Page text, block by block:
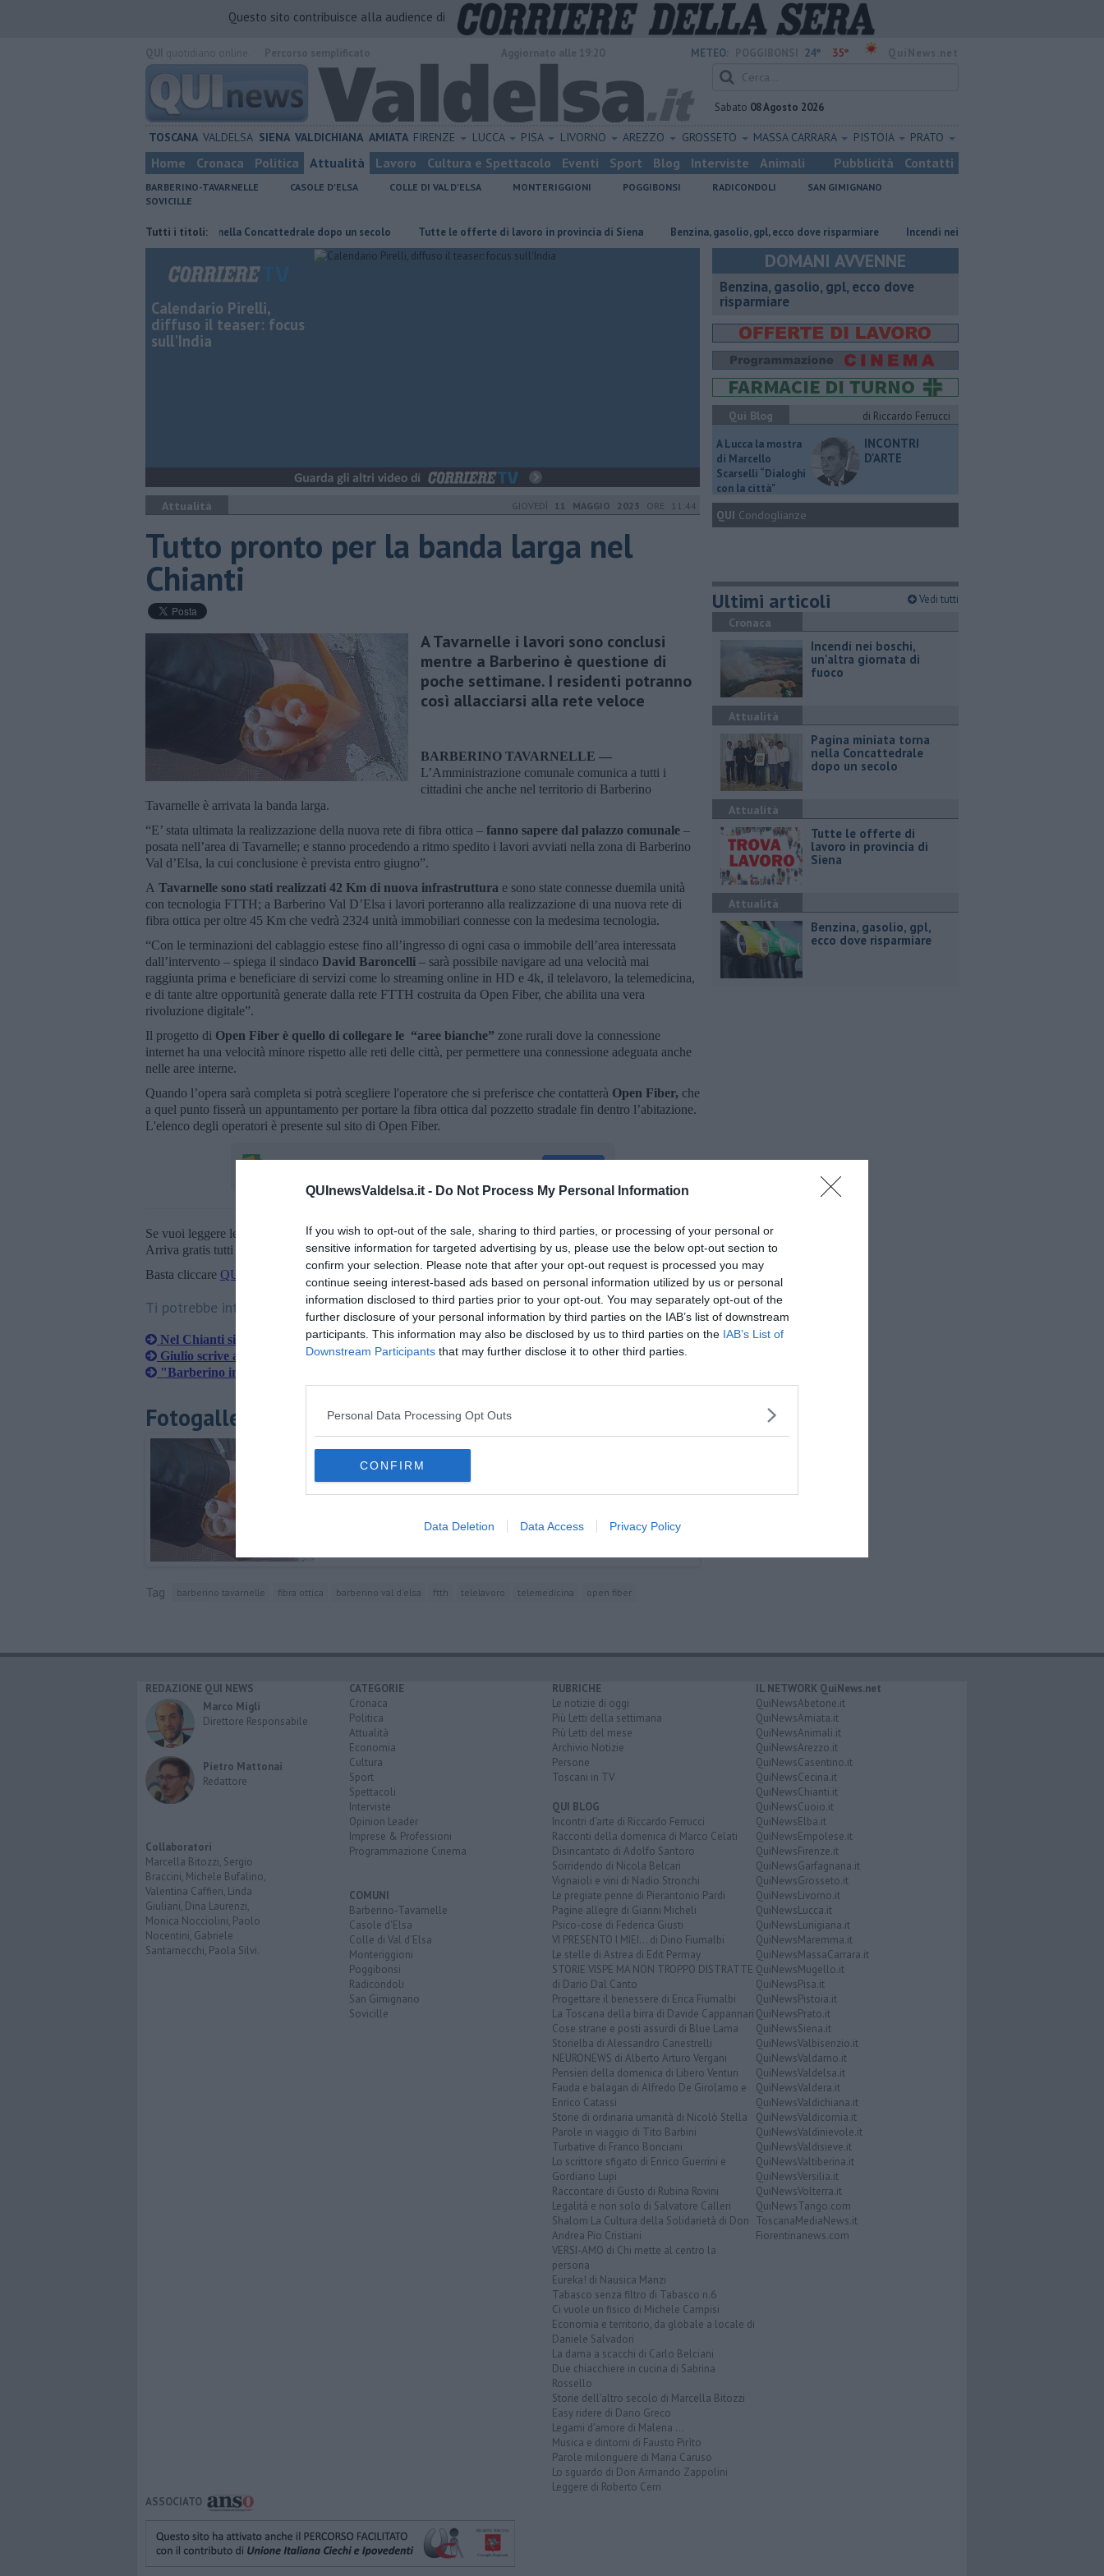
QUInewsValdelsa.it - Do Not Process My Personal Information
If you wish to opt-out of the sale, sharing to third parties, or processing of your personal or
sensitive information for targeted advertising by us, please use the below opt-out section to
confirm your selection. Please note that after your opt-out request is processed you may
continue seeing interest-based ads based on personal information utilized by us or personal
information disclosed to third parties prior to your opt-out. You may separately opt-out of the
further disclosure of your personal information by third parties on the IAB’s list of downstream
participants. This information may also be disclosed by us to third parties on the IAB’s List of
Downstream Participants that may further disclose it to other third parties.
Personal Data Processing Opt Outs
CONFIRM
Data Deletion Data Access Privacy Policy
Questo sito contribuisce alla audience di
METEO: 24° 35°
Sabato 08 Agosto 2026
TOSCANA VALDELSA SIENA VALDICHIANA AMIATA FIRENZE LUCCA PISA LIVORNO AREZZO GROSSETO MASSA CARRARA PISTOIA PRATO
Home Cronaca Politica Attualità Lavoro Cultura e Spettacolo Eventi Sport Blog Interviste Animali Pubblicità Contatti
BARBERINO-TAVARNELLE CASOLE D'ELSA COLLE DI VAL D'ELSA MONTERIGGIONI POGGIBONSI RADICONDOLI
SAN GIMIGNANO
SOVICILLE
Tutti i titoli:
Pagina miniata torna nella Concattedrale dopo un secolo ​Tutte le offerte di lavoro in provincia di Siena ​Benzina, gasolio, gpl, ecco dove risparmiare Incendi nei boschi, un'altra giornata di fuoco
Calendario Pirelli,
diffuso il teaser: focus
sull'India
Attualità GIOVEDÌ 11 MAGGIO 2023 ORE 11:44
Tutto pronto per la banda larga nel
Chianti
A Tavarnelle i lavori sono conclusi
mentre a Barberino è questione di
poche settimane. I residenti potranno
così allacciarsi alla rete veloce
BARBERINO TAVARNELLE —
L’Amministrazione comunale comunica a tutti i
cittadini che anche nel territorio di Barberino
Tavarnelle è arrivata la banda larga.
“E’ stata ultimata la realizzazione della nuova rete di fibra ottica – fanno sapere dal palazzo comunale –
posata nell’area di Tavarnelle; e stanno procedendo a ritmo spedito i lavori avviati nella zona di Barberino
Val d’Elsa, la cui conclusione è prevista entro giugno”.
A Tavarnelle sono stati realizzati 42 Km di nuova infrastruttura e sono state connesse duemila unità
con tecnologia FTTH; a Barberino Val D’Elsa i lavori porteranno alla realizzazione di una nuova rete di
fibra ottica per oltre 45 Km che vedrà 2324 unità immobiliari connesse con la medesima tecnologia.
“Con le terminazioni del cablaggio estese fino all’ingresso di ogni casa o immobile dell’area interessata
dall’intervento – spiega il sindaco David Baroncelli – sarà possibile navigare ad una velocità mai
raggiunta prima e beneficiare di servizi come lo streaming online in HD e 4k, il telelavoro, la telemedicina,
e di tante altre opportunità generate dalla rete FTTH costruita da Open Fiber, che abilita una vera
rivoluzione digitale”.
Il progetto di Open Fiber è quello di collegare le “aree bianche” zone rurali dove la connessione
internet ha una velocità minore rispetto alle reti delle città, per permettere una connessione adeguata anche
nelle aree interne.
Quando l’opera sarà completa si potrà scegliere l'operatore che si preferisce che contatterà Open Fiber, che
a quel punto fisserà un appuntamento per portare la fibra ottica dal pozzetto stradale fin dentro l’abitazione.
L'elenco degli operatori è presente sul sito di Open Fiber.
Se vuoi leggere le notizie principali della Toscana iscriviti allaNewsletter QUInews - ToscanaMedia.
Arriva gratis tutti i giorni alle 20:00 direttamente nella tua casella di posta.
Basta cliccare QUI
Ti potrebbe interessare anche:
Nel Chianti si punta sul risparmio energetico
Giulio scrive al Papa che risponde alla lettera
"Barberino in fiore" festeggia i 15 anni
Fotogallery
Tag barberino tavarnelle fibra ottica barberino val d'elsa ftth telelavoro telemedicina open fiber
DOMANI AVVENNE
​Benzina, gasolio, gpl, ecco dove
risparmiare
Qui Blog
di Riccardo Ferrucci
A Lucca la mostra
di Marcello
Scarselli “Dialoghi
con la città"
INCONTRI
D'ARTE
QUI Condoglianze
Ultimi articoli Vedi tutti
Cronaca
Incendi nei boschi,
un'altra giornata di
fuoco
Attualità
Pagina miniata torna
nella Concattedrale
dopo un secolo
Attualità
​Tutte le offerte di
lavoro in provincia di
Siena
Attualità
​Benzina, gasolio, gpl,
ecco dove risparmiare
REDAZIONE QUI NEWS
Marco Migli
Direttore Responsabile
Pietro Mattonai
Redattore
Collaboratori
Marcella Bitozzi, Sergio
Braccini, Michele Bufalino,
Valentina Caffieri, Linda
Giuliani, Dina Laurenzi,
Monica Nocciolini, Paolo
Nocentini, Gabriele
Santarnecchi, Paola Silvi.
CATEGORIE
Cronaca
Politica
Attualità
Economia
Cultura
Sport
Spettacoli
Interviste
Opinion Leader
Imprese & Professioni
Programmazione Cinema
COMUNI
Barberino-Tavarnelle
Casole d'Elsa
Colle di Val d'Elsa
Monteriggioni
Poggibonsi
Radicondoli
San Gimignano
Sovicille
RUBRICHE
Le notizie di oggi
Più Letti della settimana
Più Letti del mese
Archivio Notizie
Persone
Toscani in TV
QUI BLOG
Incontri d'arte di Riccardo Ferrucci
Racconti della domenica di Marco Celati
Disincantato di Adolfo Santoro
Sorridendo di Nicola Belcari
Vignaioli e vini di Nadio Stronchi
Le pregiate penne di Pierantonio Pardi
Pagine allegre di Gianni Micheli
Psico-cose di Federica Giusti
VI PRESENTO I MIEI... di Dino Fiumalbi
Le stelle di Astrea di Edit Permay
STORIE VISPE MA NON TROPPO DISTRATTE
di Dario Dal Canto
Progettare il benessere di Erica Fiumalbi
La Toscana della birra di Davide Cappannari
Cose strane e posti assurdi di Blue Lama
Storielba di Alessandro Canestrelli
NEURONEWS di Alberto Arturo Vergani
Pensieri della domenica di Libero Venturi
Fauda e balagan di Alfredo De Girolamo e
Enrico Catassi
Storie di ordinaria umanità di Nicolò Stella
Parole in viaggio di Tito Barbini
Turbative di Franco Bonciani
Lo scrittore sfigato di Enrico Guerrini e
Gordiano Lupi
Raccontare di Gusto di Rubina Rovini
Legalità e non solo di Salvatore Calleri
Shalom La Cultura della Solidarietà di Don
Andrea Pio Cristiani
VERSI-AMO di Chi mette al centro la
persona
Eureka! di Nausica Manzi
Tabasco senza filtro di Tabasco n.6
Ci vuole un fisico di Michele Campisi
Economia e territorio, da globale a locale di
Daniele Salvadori
La dama a scacchi di Carlo Belciani
Due chiacchiere in cucina di Sabrina
Rossello
Storie dell'altro secolo di Marcella Bitozzi
Easy ridere di Dario Greco
Legami d'amore di Malena ...
Musica e dintorni di Fausto Pirìto
Parole milonguere di Maria Caruso
Lo sguardo di Don Armando Zappolini
Leggere di Roberto Cerri
IL NETWORK QuiNews.net
QuiNewsAbetone.it
QuiNewsAmiata.it
QuiNewsAnimali.it
QuiNewsArezzo.it
QuiNewsCasentino.it
QuiNewsCecina.it
QuiNewsChianti.it
QuiNewsCuoio.it
QuiNewsElba.it
QuiNewsEmpolese.it
QuiNewsFirenze.it
QuiNewsGarfagnana.it
QuiNewsGrosseto.it
QuiNewsLivorno.it
QuiNewsLucca.it
QuiNewsLunigiana.it
QuiNewsMaremma.it
QuiNewsMassaCarrara.it
QuiNewsMugello.it
QuiNewsPisa.it
QuiNewsPistoia.it
QuiNewsPrato.it
QuiNewsSiena.it
QuiNewsValbisenzio.it
QuiNewsValdarno.it
QuiNewsValdelsa.it
QuiNewsValdera.it
QuiNewsValdichiana.it
QuiNewsValdicornia.it
QuiNewsValdinievole.it
QuiNewsValdisieve.it
QuiNewsValtiberina.it
QuiNewsVersilia.it
QuiNewsVolterra.it
QuiNewsTango.com
ToscanaMediaNews.it
Fiorentinanews.com
ASSOCIATO